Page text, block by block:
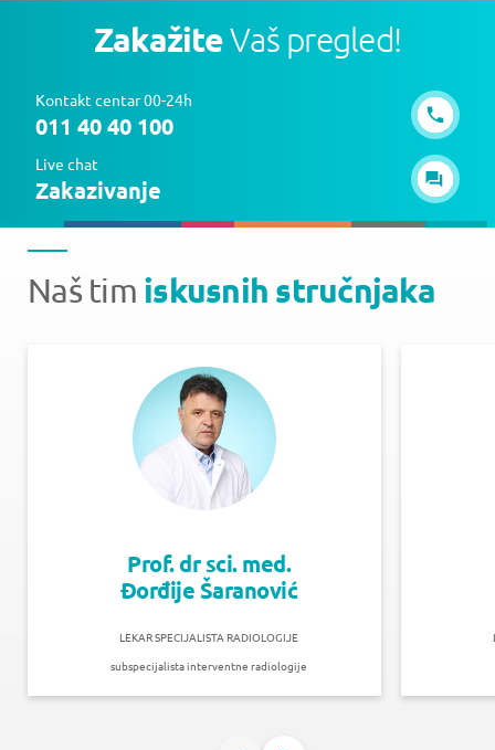
ZakažiteVaš pregled!
Kontakt centar 00-24h
011 40 40 100
Live chat
Zakazivanje
Naš tim iskusnih stručnjaka
Prof. dr sci. med.
Đorđije Šaranović
LEKAR SPECIJALISTA RADIOLOGIJE
subspecijalista interventne radiologije